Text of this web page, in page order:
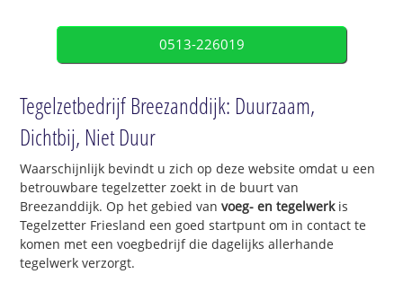
0513-226019
Tegelzetbedrijf Breezanddijk: Duurzaam,
Dichtbij, Niet Duur
Waarschijnlijk bevindt u zich op deze website omdat u een
betrouwbare tegelzetter zoekt in de buurt van
Breezanddijk. Op het gebied van voeg- en tegelwerkis
Tegelzetter Friesland een goed startpunt om in contact te
komen met een voegbedrijf die dagelijks allerhande
tegelwerk verzorgt.